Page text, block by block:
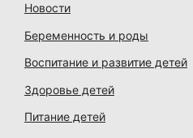
Новости
Беременность и роды
Воспитание и развитие детей
Здоровье детей
Питание детей